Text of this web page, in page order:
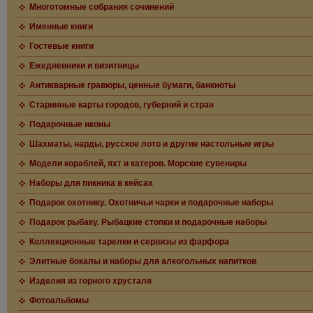
Многотомные собрания сочинений
Именные книги
Гостевые книги
Ежедневники и визитницы
Антикварные гравюры, ценные бумаги, банкноты
Старинные карты городов, губерний и стран
Подарочные иконы
Шахматы, нарды, русское лото и другие настольные игры
Модели кораблей, яхт и катеров. Морские сувениры
Наборы для пикника в кейсах
Подарок охотнику. Охотничьи чарки и подарочные наборы
Подарок рыбаку. Рыбацкие стопки и подарочные наборы
Коллекционные тарелки и сервизы из фарфора
Элитные бокалы и наборы для алкогольных напитков
Изделия из горного хрусталя
Фотоальбомы